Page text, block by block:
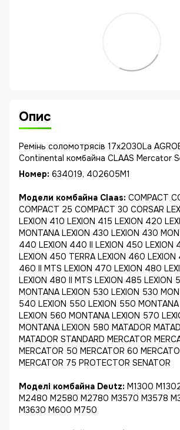
Опис
Ремінь соломотрясів 17x2030La
Continental комбайна CLAAS Mercator
Номер: 634019, 402605M1
Модели комбайна Claas: COMPACT
COMPACT 25 COMPACT 30 CORSAR
LEXION 410 LEXION 415 LEXION 420
MONTANA LEXION 430 LEXION 430
440 LEXION 440 II LEXION 450 LEXION
LEXION 450 TERRA LEXION 460 LEXION
460 II MTS LEXION 470 LEXION 480
LEXION 480 II MTS LEXION 485 LEXION
MONTANA LEXION 530 LEXION 530
540 LEXION 550 LEXION 550
LEXION 560 MONTANA LEXION 570
MONTANA LEXION 580 MATADOR
MATADOR STANDARD MERCATOR
MERCATOR 50 MERCATOR 60
MERCATOR 75 PROTECTOR SENATOR
Моделі комбайна Deutz: M1300
M2480 M2580 M2780 M3570 M3578
M3630 M600 M750